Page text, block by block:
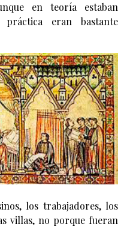
en teoría estaban
eran bastante
los trabajadores, los
villas, no porque fueran